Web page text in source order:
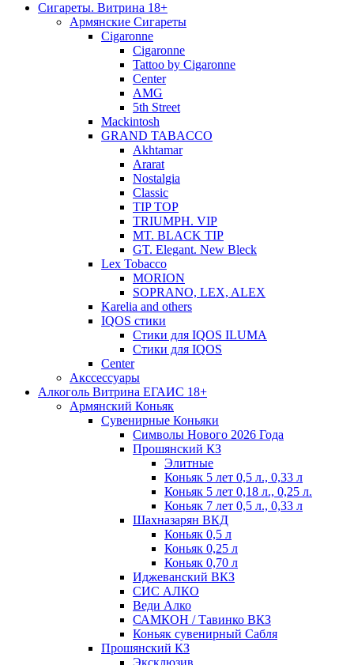
Сигареты. Витрина 18+
Армянские Сигареты
Cigaronne
Cigaronne
Tattoo by Cigaronne
Center
AMG
5th Street
Mackintosh
GRAND TABACCO
Akhtamar
Ararat
Nostalgia
Classic
TIP TOP
TRIUMPH. VIP
MT. BLACK TIP
GT. Elegant. New Bleck
Lex Tobacco
MORION
SOPRANO, LEX, ALEX
Karelia and others
IQOS стики
Стики для IQOS ILUMA
Стики для IQOS
Сenter
Акссессуары
Алкоголь Витрина ЕГАИС 18+
Армянский Коньяк
Сувенирные Коньяки
Символы Нового 2026 Года
Прошянский КЗ
Элитные
Коньяк 5 лет 0,5 л., 0,33 л
Коньяк 5 лет 0,18 л., 0,25 л.
Коньяк 7 лет 0,5 л., 0,33 л
Шахназарян ВКД
Коньяк 0,5 л
Коньяк 0,25 л
Коньяк 0,70 л
Иджеванский ВКЗ
СИС АЛКО
Веди Алко
САМКОН / Тавинко ВКЗ
Коньяк сувенирный Сабля
Прошянский КЗ
Эксклюзив